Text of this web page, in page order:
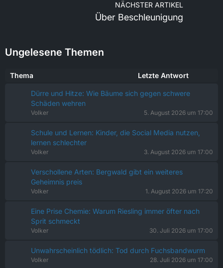
NÄCHSTER ARTIKEL
Über Beschleunigung
Ungelesene Themen
Thema Letzte Antwort
Dürre und Hitze: Wie Bäume sich gegen schwere
Schäden wehren
Volker 5. August 2026 um 17:00
Schule und Lernen: Kinder, die Social Media nutzen,
lernen schlechter
Volker 3. August 2026 um 17:00
Verschollene Arten: Bergwald gibt ein weiteres
Geheimnis preis
Volker 1. August 2026 um 17:20
Eine Prise Chemie: Warum Riesling immer öfter nach
Sprit schmeckt
Volker 30. Juli 2026 um 17:00
Unwahrscheinlich tödlich: Tod durch Fuchsbandwurm
Volker 28. Juli 2026 um 17:00